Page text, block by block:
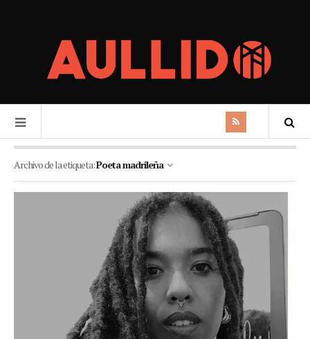
Archivo de la etiqueta:Poeta madrileña